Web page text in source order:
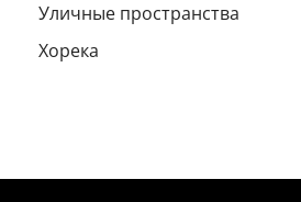
Уличные пространства
Хорека